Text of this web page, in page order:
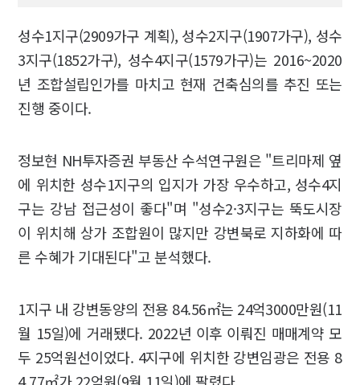
성수1지구(2909가구 계획), 성수2지구(1907가구), 성수
3지구(1852가구), 성수4지구(1579가구)는 2016~2020
년 조합설립인가를 마치고 현재 건축심의를 추진 또는
진행 중이다.
정보현 NH투자증권 부동산 수석연구원은 "트리마제 옆
에 위치한 성수1지구의 입지가 가장 우수하고, 성수4지
구는 강남 접근성이 좋다"며 "성수2·3지구는 뚝도시장
이 위치해 상가 조합원이 많지만 강변북로 지하화에 따
른 수혜가 기대된다"고 분석했다.
1지구 내 강변동양의 전용 84.56㎡는 24억3000만원(11
월 15일)에 거래됐다. 2022년 이후 이뤄진 매매계약 모
두 25억원선이었다. 4지구에 위치한 강변임광은 전용 8